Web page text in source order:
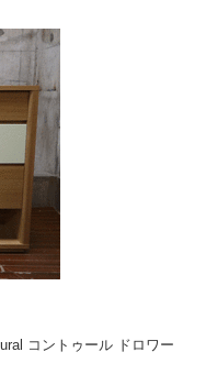
コントゥール ドロワー